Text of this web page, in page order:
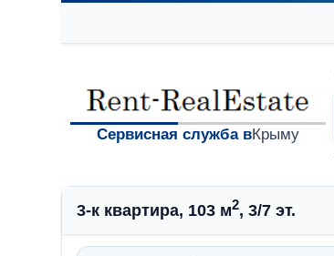
Сервисная служба вКрыму
3-к квартира, 103 м2, 3/7 эт.